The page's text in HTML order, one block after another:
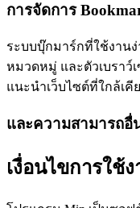
การจัดการ
ระบบบุ๊กมาร์กที่ใช้งานง่
หมวดหมู่ และตัวเบราว์
แนะนำเว็บไซต์ที่ใกล้เ
และความสามารถอื่
เงื่อนไขการใช้